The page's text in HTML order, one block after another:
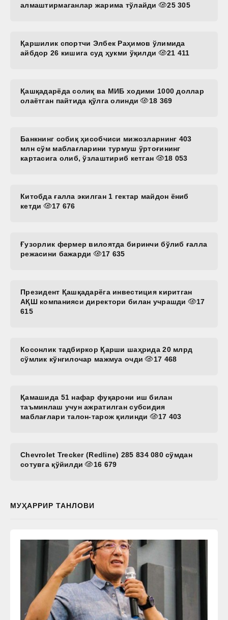
алмаштирмаганлар жарима тўлайди
25 305
Қаршилик спортчи Элбек Раҳимов ўлимида
айбдор 26 кишига суд ҳукми ўқилди
21 411
Қашқадарёда солиқ ва МИБ ходими 1000 доллар
олаётган пайтида қўлга олинди
18 369
Банкнинг собиқ ҳисобчиси мижозларнинг 403
млн сўм маблағларини турмуш ўртоғининг
картасига олиб, ўзлаштириб кетган
18 053
Китобда ғалла экилган 1 гектар майдон ёниб
кетди
17 676
Ғузорлик фермер вилоятда биринчи бўлиб ғалла
режасини бажарди
17 635
Президент Қашқадарёга инвестиция киритган
АҚШ компанияси директори билан учрашди
17
615
Косонлик тадбиркор Қарши шаҳрида 20 млрд
сўмлик кўнгилочар мажмуа очди
17 468
Қамашида 51 нафар фуқарони иш билан
таъминлаш учун ажратилган субсидия
маблағлари талон-тарож қилинди
17 403
Chevrolet Trecker (Redline) 285 834 080 сўмдан
сотувга қўйилди
16 679
МУҲАРРИР ТАНЛОВИ